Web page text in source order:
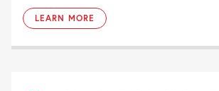
LEARN MORE